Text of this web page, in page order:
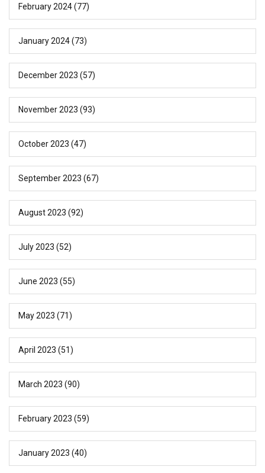
February 2024(77)
January 2024(73)
December 2023 (57)
November 2023 (93)
October 2023 (47)
September 2023 (67)
August 2023 (92)
July 2023 (52)
June 2023 (55)
May 2023 (71)
April 2023 (51)
March 2023 (90)
February 2023 (59)
January 2023 (40)